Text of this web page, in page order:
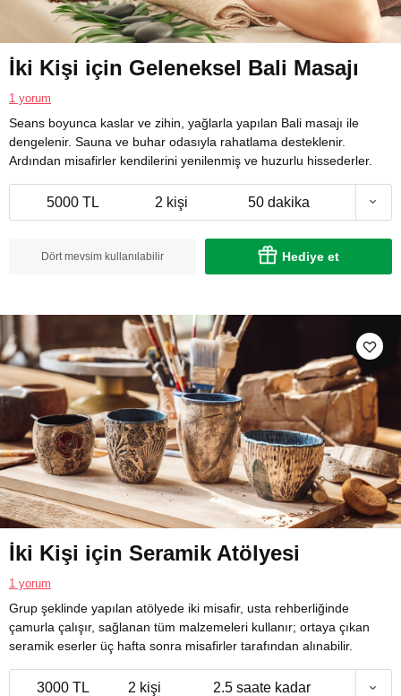
İki Kişi için Geleneksel Bali Masajı
1 yorum
Seans boyunca kaslar ve zihin, yağlarla yapılan Bali masajı ile
dengelenir. Sauna ve buhar odasıyla rahatlama desteklenir.
Ardından misafirler kendilerini yenilenmiş ve huzurlu hissederler.
5000 TL 2 kişi 50 dakika
Dört mevsim kullanılabilir Hediye et
İki Kişi için Seramik Atölyesi
1 yorum
Grup şeklinde yapılan atölyede iki misafir, usta rehberliğinde
çamurla çalışır, sağlanan tüm malzemeleri kullanır; ortaya çıkan
seramik eserler üç hafta sonra misafirler tarafından alınabilir.
3000 TL 2 kişi 2.5 saate kadar